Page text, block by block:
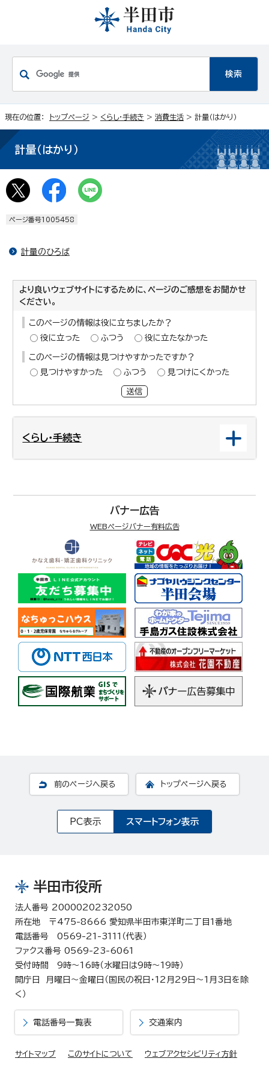
現在の位置： トップページ > くらし・手続き > 消費生活 > 計量（はかり）
計量（はかり）
ページ番号1005458
計量のひろば
より良いウェブサイトにするために、ページのご感想をお聞かせ
ください。
このページの情報は役に立ちましたか？
役に立った
ふつう 役に立たなかった
このページの情報は見つけやすかったですか？
見つけやすかった
ふつう 見つけにくかった
送信
くらし・手続き
バナー広告
WEBページバナー有料広告
前のページへ戻る トップページへ戻る
PC表示 スマートフォン表示
半田市役所
法人番号 2000020232050
所在地 〒475-8666 愛知県半田市東洋町二丁目1番地
電話番号 0569-21-3111（代表）
ファクス番号 0569-23-6061
受付時間 9時～16時（水曜日は9時～19時）
開庁日 月曜日～金曜日（国民の祝日・12月29日～1月3日を除
く）
電話番号一覧表 交通案内
サイトマップ このサイトについて ウェブアクセシビリティ方針